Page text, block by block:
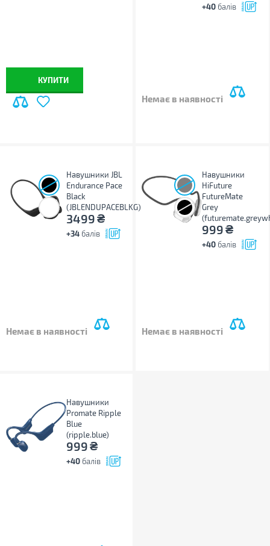
КУПИТИ
+40 балів
Немає в наявності
Навушники JBL
Endurance Pace
Black
(JBLENDUPACEBLKG)
3499₴
+34 балів
Немає в наявності
Навушники
HiFuture
FutureMate
Grey
999₴
+40 балів
Немає в наявності
Навушники
Promate Ripple
Blue
(ripple.blue)
999₴
+40 балів